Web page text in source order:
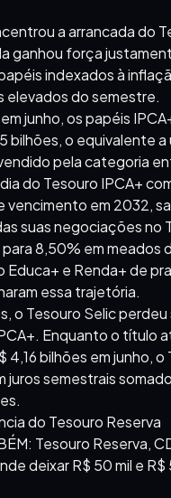
a arrancada do
ganhou força
indexados à
elevados do semestre.
junho, os papéis
bilhões, o equivalente
pela categoria
do Tesouro IPCA+
vencimento em 2032,
suas negociações no
8,50% em meados
Educa+ e Renda+ de
essa trajetória.
o Tesouro Selic perdeu
Enquanto o título
4,16 bilhões em junho,
juros semestrais
do Tesouro Reserva
Tesouro Reserva,
deixar R$ 50 mil e R$